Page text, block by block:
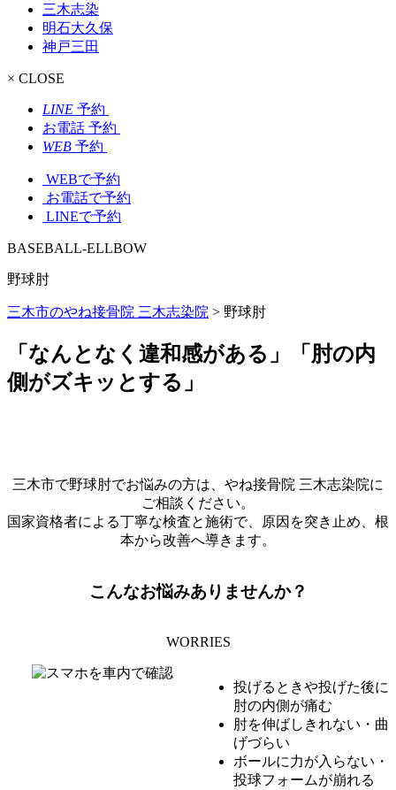
三木志染
明石大久保
神戸三田
× CLOSE
LINE 予約
お電話 予約
WEB 予約
WEBで予約
お電話で予約
LINEで予約
BASEBALL-ELLBOW
野球肘
三木市のやね接骨院 三木志染院 > 野球肘
「なんとなく違和感がある」「肘の内
側がズキッとする」
三木市で野球肘でお悩みの方は、やね接骨院 三木志染院に
ご相談ください。
国家資格者による丁寧な検査と施術で、原因を突き止め、根
本から改善へ導きます。
こんなお悩みありませんか？
WORRIES
投げるときや投げた後に
肘の内側が痛む
肘を伸ばしきれない・曲
げづらい
ボールに力が入らない・
投球フォームが崩れる